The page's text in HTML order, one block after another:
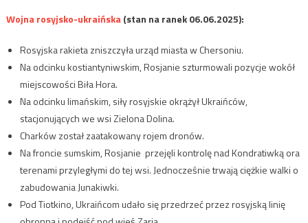
Wojna rosyjsko-ukraińska(stan na ranek 06.06.2025):
Rosyjska rakieta zniszczyła urząd miasta w Chersoniu.
Na odcinku kostiantyniwskim, Rosjanie szturmowali pozycje wokół
miejscowości Biła Hora.
Na odcinku limańskim, siły rosyjskie okrążył Ukraińców,
stacjonujących we wsi Zielona Dolina.
Charków został zaatakowany rojem dronów.
Na froncie sumskim, Rosjanie przejęli kontrolę nad Kondratiwką ora
terenami przyległymi do tej wsi. Jednocześnie trwają ciężkie walki o
zabudowania Junakiwki.
Pod Tiotkino, Ukraińcom udało się przedrzeć przez rosyjską linię